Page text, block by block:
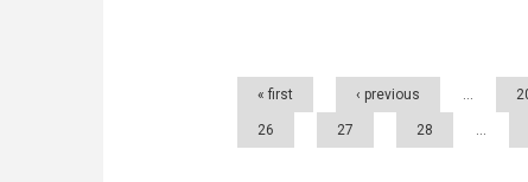
Pages
« first ‹ previous …
26 27 28 …